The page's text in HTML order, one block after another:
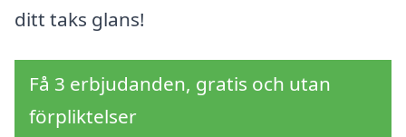
ditt taks glans!
Få 3 erbjudanden, gratis och utan
förpliktelser